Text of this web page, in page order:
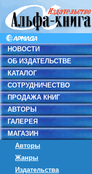
НОВОСТИ
ОБ ИЗДАТЕЛЬСТВЕ
КАТАЛОГ
СОТРУДНИЧЕСТВО
ПРОДАЖА КНИГ
АВТОРЫ
ГАЛЕРЕЯ
МАГАЗИН
Авторы
Жанры
Издательства